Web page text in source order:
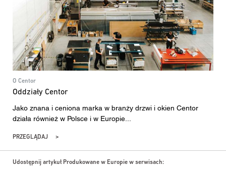
O Centor
Oddziały Centor
Jako znana i ceniona marka w branży drzwi i okien Centor
działa również w Polsce i w Europie...
PRZEGLĄDAJ
Udostępnij artykuł Produkowane w Europie w serwisach: